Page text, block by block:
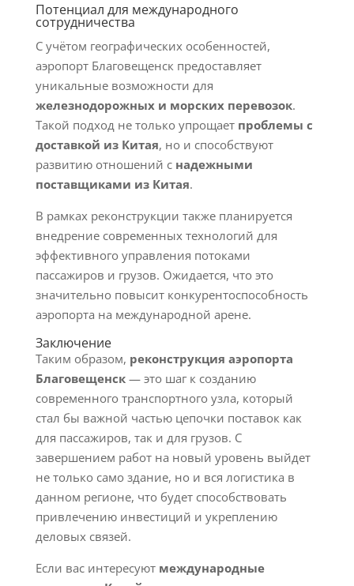
Потенциал для международного
сотрудничества
С учётом географических особенностей,
аэропорт Благовещенск предоставляет
уникальные возможности для
железнодорожных и морских перевозок.
Такой подход не только упрощает проблемы с
доставкой из Китая, но и способствуют
развитию отношений с надежными
поставщиками из Китая.
В рамках реконструкции также планируется
внедрение современных технологий для
эффективного управления потоками
пассажиров и грузов. Ожидается, что это
значительно повысит конкурентоспособность
аэропорта на международной арене.
Заключение
Таким образом, реконструкция аэропорта
Благовещенск— это шаг к созданию
современного транспортного узла, который
стал бы важной частью цепочки поставок как
для пассажиров, так и для грузов. С
завершением работ на новый уровень выйдет
не только само здание, но и вся логистика в
данном регионе, что будет способствовать
привлечению инвестиций и укреплению
деловых связей.
Если вас интересуют международные